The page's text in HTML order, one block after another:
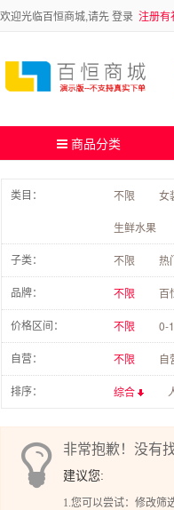
欢迎光临百恒商城,请先登录 注册有
商品分类
类目： 不限 女
生鲜水果
子类： 不限 热
品牌： 不限 百
价格区间： 不限 0-
自营： 不限 自
排序： 综合
非常抱歉！没有
建议您:
1.您可以尝试：修改筛